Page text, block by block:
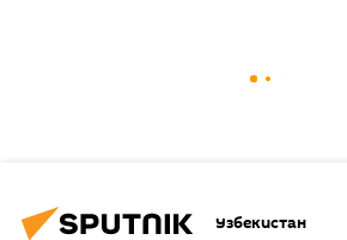
Узбекистан